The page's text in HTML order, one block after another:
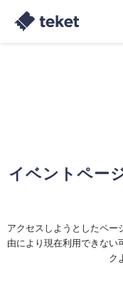
イベントペー
アクセスしようとしたペー
由により現在利用できない
ク